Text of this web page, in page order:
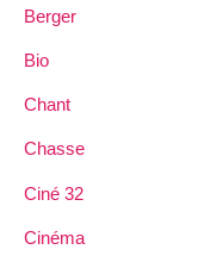
Berger
Bio
Chant
Chasse
Ciné 32
Cinéma